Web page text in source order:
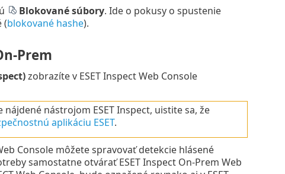
Blokované súbory. Ide o pokusy o spustenie
(blokované hashe).
Prem
zobrazíte v ESET Inspect Web Console
nájdené nástrojom ESET Inspect, uistite sa, že
aplikáciu ESET.
Console môžete spravovať detekcie hlásené
samostatne otvárať ESET Inspect On-Prem Web